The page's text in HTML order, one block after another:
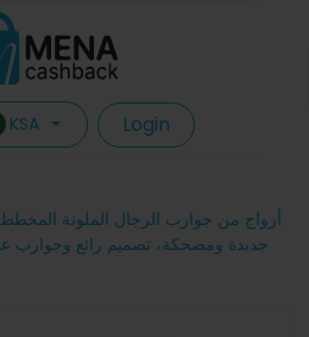
KSA Login
جديدة ومضحكة، تصميم رائع وجوارب